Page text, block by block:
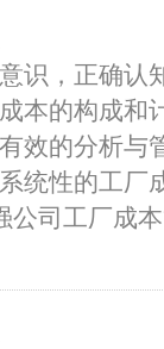
识，正确认
本的构成和
效的分析与
统性的工厂
公司工厂成